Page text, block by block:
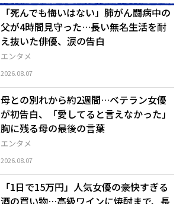
エンタメ
「死んでも悔いはない」肺がん闘病中の
父が4時間見守った…長い無名生活を耐
え抜いた俳優、涙の告白
2026.08.07
エンタメ
母との別れから約2週間…ベテラン女優
が初告白、「愛してると言えなかった」
胸に残る母の最後の言葉
2026.08.07
「1日で15万円」人気女優の豪快すぎる
酒の買い物…高級ワインに焼酎まで、長